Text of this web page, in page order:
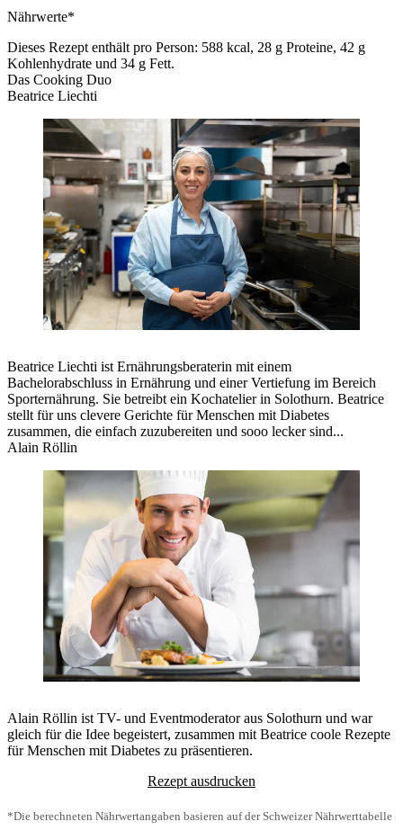
Nährwerte*
Dieses Rezept enthält pro Person: 588 kcal, 28 g Proteine, 42 g
Kohlenhydrate und 34 g Fett.
Das Cooking Duo
Beatrice Liechti
Beatrice Liechti ist Ernährungsberaterin mit einem
Bachelorabschluss in Ernährung und einer Vertiefung im Bereich
Sporternährung. Sie betreibt ein Kochatelier in Solothurn. Beatrice
stellt für uns clevere Gerichte für Menschen mit Diabetes
zusammen, die einfach zuzubereiten und sooo lecker sind...
Alain Röllin
Alain Röllin ist TV- und Eventmoderator aus Solothurn und war
gleich für die Idee begeistert, zusammen mit Beatrice coole Rezepte
für Menschen mit Diabetes zu präsentieren.
Rezept ausdrucken
*Die berechneten Nährwertangaben basieren auf der Schweizer Nährwerttabelle